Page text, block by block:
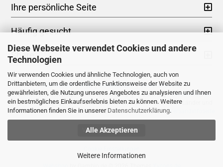
Diese Webseite verwendet Cookies und andere
Technologien
Wir verwenden Cookies und ähnliche Technologien, auch von
Drittanbietern, um die ordentliche Funktionsweise der Website zu
gewährleisten, die Nutzung unseres Angebotes zu analysieren und Ihnen
ein bestmögliches Einkaufserlebnis bieten zu können. Weitere
Informationen finden Sie in unserer Datenschutzerklärung.
Alle Akzeptieren
Weitere Informationen
Ihre persönliche Seite
Häufig gesucht
Share
Impressum|AGB|Datenschutz|Widerrufsrecht
* Kein Steuerausweis gem. Kleinuntern.-Reg.§19 UStG zzgl.Versandkosten
** Gilt für Lieferungen nach Deutschland. Lieferzeiten für andere Länder und
Informationen zur Berechnung des Liefertermins siehe hier -Versandinfoseite
Vertrag widerrufen